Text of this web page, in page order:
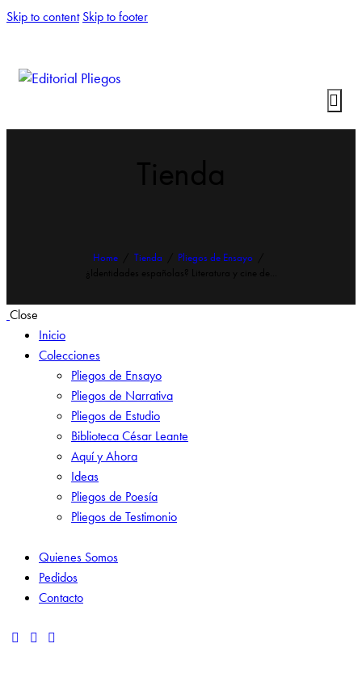
Skip to content Skip to footer
Home Tienda
Pliegos de Ensayo
Close
Inicio
Colecciones
Pliegos de Ensayo
Pliegos de Narrativa
Pliegos de Estudio
Biblioteca César Leante
Aquí y Ahora
Ideas
Pliegos de Poesía
Pliegos de Testimonio
Quienes Somos
Pedidos
Contacto